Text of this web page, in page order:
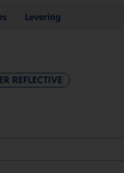
Levering
REFLECTIVE